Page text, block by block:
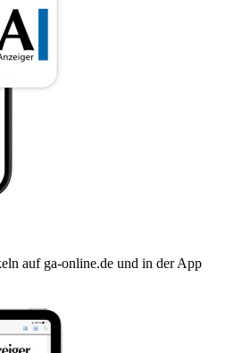
auf ga-online.de und in der App